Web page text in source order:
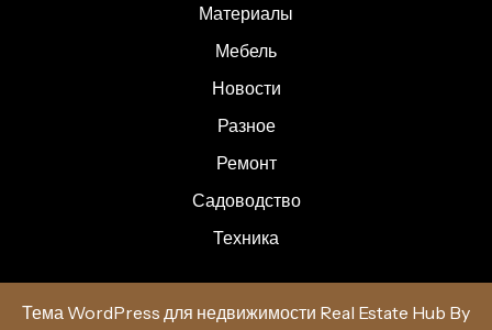
Материалы
Мебель
Новости
Разное
Ремонт
Садоводство
Техника
Тема WordPress для недвижимости Real Estate Hub By